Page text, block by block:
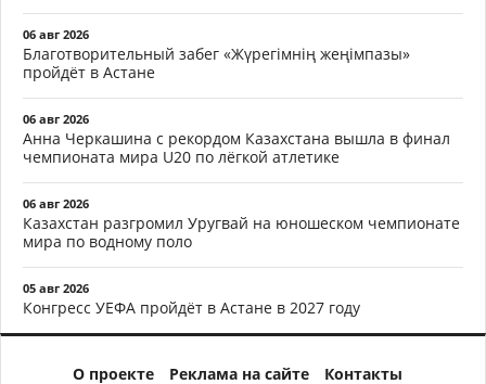
06 авг 2026
Благотворительный забег «Жүрегімнің жеңімпазы»
пройдёт в Астане
06 авг 2026
Анна Черкашина с рекордом Казахстана вышла в финал
чемпионата мира U20 по лёгкой атлетике
06 авг 2026
Казахстан разгромил Уругвай на юношеском чемпионате
мира по водному поло
05 авг 2026
Конгресс УЕФА пройдёт в Астане в 2027 году
О проекте Реклама на сайте Контакты